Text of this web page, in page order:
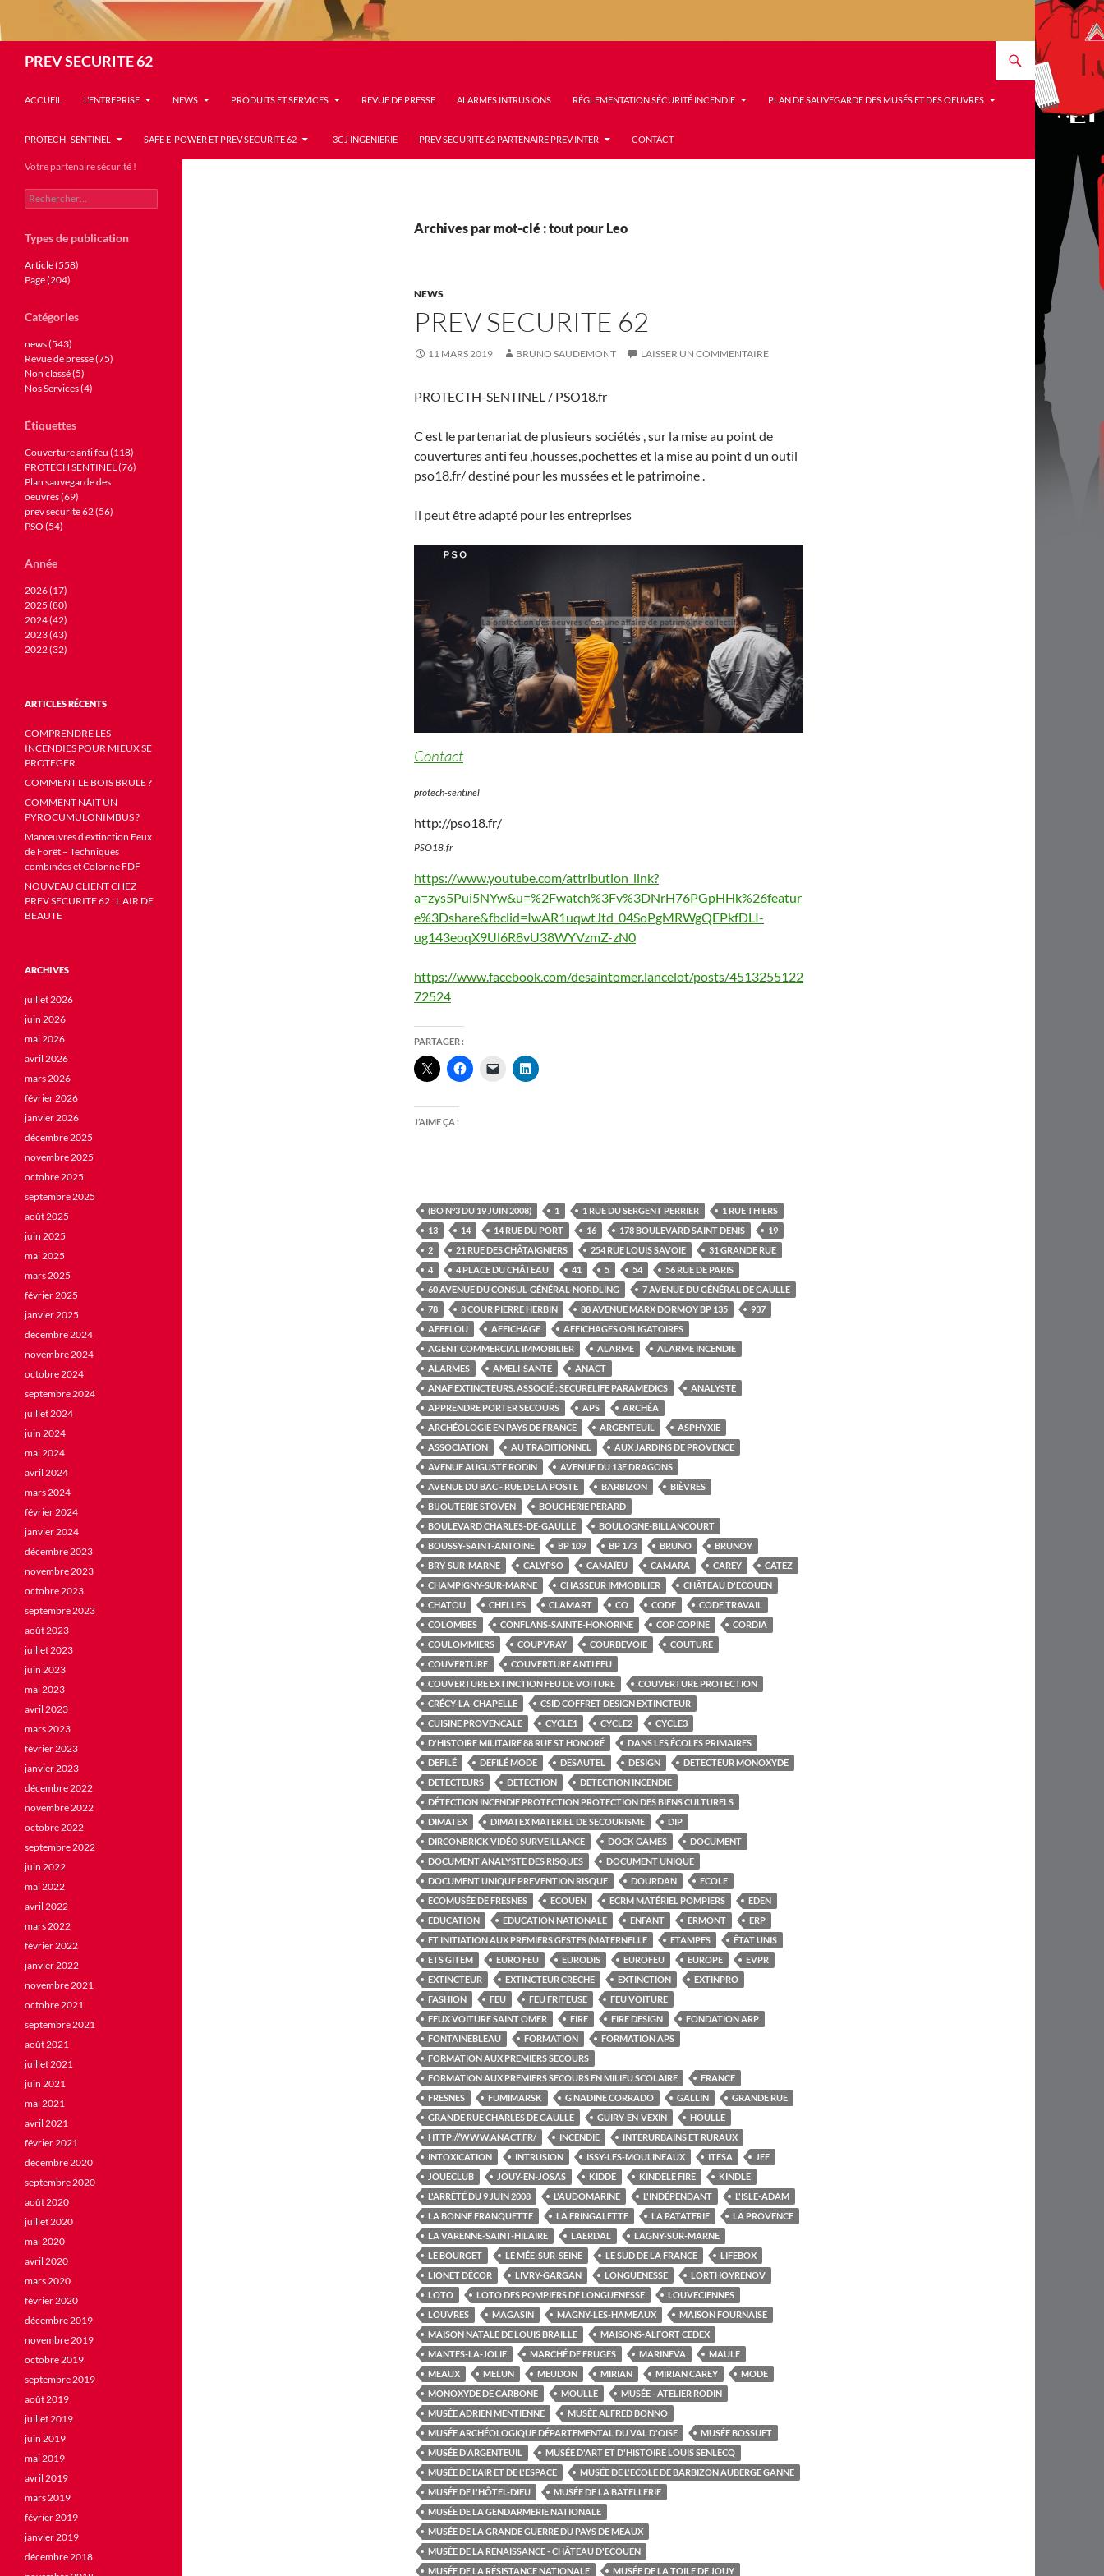
PREV SECURITE 62
ACCUEIL L’ENTREPRISE NEWS PRODUITS ET SERVICES REVUE DE PRESSE ALARMES INTRUSIONS RÉGLEMENTATION SÉCURITÉ INCENDIE PLAN DE SAUVEGARDE DES MUSÉS ET DES OEUVRES
PROTECH -SENTINEL SAFE E-POWER ET PREV SECURITE 62 3CJ INGENIERIE PREV SECURITE 62 PARTENAIRE PREV INTER CONTACT
Archives par mot-clé : tout pour Leo
NEWS
PREV SECURITE 62
11 MARS 2019 BRUNO SAUDEMONT LAISSER UN COMMENTAIRE
PROTECTH-SENTINEL / PSO18.fr
C est le partenariat de plusieurs sociétés , sur la mise au point de
couvertures anti feu ,housses,pochettes et la mise au point d un outil
pso18.fr/ destiné pour les mussées et le patrimoine .
Il peut être adapté pour les entreprises
Contact
protech-sentinel
http://pso18.fr/
PSO18.fr
https://www.youtube.com/attribution_link?
a=zys5Pui5NYw&u=%2Fwatch%3Fv%3DNrH76PGpHHk%26featur
e%3Dshare&fbclid=IwAR1uqwtJtd_04SoPgMRWgQEPkfDLI-
ug143eoqX9Ul6R8vU38WYVzmZ-zN0
https://www.facebook.com/desaintomer.lancelot/posts/4513255122
72524
PARTAGER :
J’AIME ÇA :
(BO N°3 DU 19 JUIN 2008) 1 1 RUE DU SERGENT PERRIER
1 RUE THIERS
13
14 14 RUE DU PORT 16 178 BOULEVARD SAINT DENIS
19
2
21 RUE DES CHÂTAIGNIERS 254 RUE LOUIS SAVOIE
31 GRANDE RUE
4
4 PLACE DU CHÂTEAU 41 5 54
56 RUE DE PARIS
60 AVENUE DU CONSUL-GÉNÉRAL-NORDLING
7 AVENUE DU GÉNÉRAL DE GAULLE
78
8 COUR PIERRE HERBIN 88 AVENUE MARX DORMOY BP 135
937
AFFELOU
AFFICHAGE
AFFICHAGES OBLIGATOIRES
AGENT COMMERCIAL IMMOBILIER
ALARME
ALARME INCENDIE
ALARMES
AMELI-SANTÉ
ANACT
ANAF EXTINCTEURS. ASSOCIÉ : SECURELIFE PARAMEDICS
ANALYSTE
APPRENDRE PORTER SECOURS
APS
ARCHÉA
ARCHÉOLOGIE EN PAYS DE FRANCE
ARGENTEUIL
ASPHYXIE
ASSOCIATION
AU TRADITIONNEL
AUX JARDINS DE PROVENCE
AVENUE AUGUSTE RODIN
AVENUE DU 13E DRAGONS
AVENUE DU BAC - RUE DE LA POSTE
BARBIZON
BIÈVRES
BIJOUTERIE STOVEN
BOUCHERIE PERARD
BOULEVARD CHARLES-DE-GAULLE
BOULOGNE-BILLANCOURT
BOUSSY-SAINT-ANTOINE
BP 109 BP 173 BRUNO
BRUNOY
BRY-SUR-MARNE
CALYPSO CAMAÏEU CAMARA CAREY
CATEZ
CHAMPIGNY-SUR-MARNE
CHASSEUR IMMOBILIER
CHÂTEAU D'ECOUEN
CHATOU
CHELLES CLAMART CO CODE
CODE TRAVAIL
COLOMBES
CONFLANS-SAINTE-HONORINE COP COPINE
CORDIA
COULOMMIERS
COUPVRAY COURBEVOIE
COUTURE
COUVERTURE
COUVERTURE ANTI FEU
COUVERTURE EXTINCTION FEU DE VOITURE
COUVERTURE PROTECTION
CRÉCY-LA-CHAPELLE
CSID COFFRET DESIGN EXTINCTEUR
CUISINE PROVENCALE
CYCLE1 CYCLE2
CYCLE3
D'HISTOIRE MILITAIRE 88 RUE ST HONORÉ
DANS LES ÉCOLES PRIMAIRES
DEFILÉ
DEFILÉ MODE DESAUTEL DESIGN
DETECTEUR MONOXYDE
DETECTEURS
DETECTION
DETECTION INCENDIE
DÉTECTION INCENDIE PROTECTION PROTECTION DES BIENS CULTURELS
DIMATEX
DIMATEX MATERIEL DE SECOURISME
DIP
DIRCONBRICK VIDÉO SURVEILLANCE
DOCK GAMES
DOCUMENT
DOCUMENT ANALYSTE DES RISQUES
DOCUMENT UNIQUE
DOCUMENT UNIQUE PREVENTION RISQUE
DOURDAN
ECOLE
ECOMUSÉE DE FRESNES
ECOUEN ECRM MATÉRIEL POMPIERS
EDEN
EDUCATION
EDUCATION NATIONALE ENFANT ERMONT
ERP
ET INITIATION AUX PREMIERS GESTES (MATERNELLE
ETAMPES
ÊTAT UNIS
ETS GITEM
EURO FEU EURODIS EUROFEU EUROPE
EVPR
EXTINCTEUR
EXTINCTEUR CRECHE EXTINCTION
EXTINPRO
FASHION
FEU FEU FRITEUSE
FEU VOITURE
FEUX VOITURE SAINT OMER
FIRE FIRE DESIGN
FONDATION ARP
FONTAINEBLEAU
FORMATION
FORMATION APS
FORMATION AUX PREMIERS SECOURS
FORMATION AUX PREMIERS SECOURS EN MILIEU SCOLAIRE
FRANCE
FRESNES
FUMIMARSK G NADINE CORRADO GALLIN
GRANDE RUE
GRANDE RUE CHARLES DE GAULLE
GUIRY-EN-VEXIN
HOULLE
HTTP://WWW.ANACT.FR/
INCENDIE
INTERURBAINS ET RURAUX
INTOXICATION
INTRUSION ISSY-LES-MOULINEAUX ITESA
JEF
JOUECLUB
JOUY-EN-JOSAS KIDDE KINDELE FIRE
KINDLE
L'ARRÊTÉ DU 9 JUIN 2008
L'AUDOMARINE L'INDÉPENDANT
L'ISLE-ADAM
LA BONNE FRANQUETTE
LA FRINGALETTE LA PATATERIE
LA PROVENCE
LA VARENNE-SAINT-HILAIRE
LAERDAL
LAGNY-SUR-MARNE
LE BOURGET
LE MÉE-SUR-SEINE LE SUD DE LA FRANCE
LIFEBOX
LIONET DÉCOR
LIVRY-GARGAN LONGUENESSE
LORTHOYRENOV
LOTO
LOTO DES POMPIERS DE LONGUENESSE
LOUVECIENNES
LOUVRES
MAGASIN MAGNY-LES-HAMEAUX
MAISON FOURNAISE
MAISON NATALE DE LOUIS BRAILLE
MAISONS-ALFORT CEDEX
MANTES-LA-JOLIE
MARCHÉ DE FRUGES MARINEVA
MAULE
MEAUX
MELUN MEUDON MIRIAN MIRIAN CAREY
MODE
MONOXYDE DE CARBONE
MOULLE
MUSÉE - ATELIER RODIN
MUSÉE ADRIEN MENTIENNE
MUSÉE ALFRED BONNO
MUSÉE ARCHÉOLOGIQUE DÉPARTEMENTAL DU VAL D'OISE
MUSÉE BOSSUET
MUSÉE D'ARGENTEUIL
MUSÉE D'ART ET D'HISTOIRE LOUIS SENLECQ
MUSÉE DE L'AIR ET DE L'ESPACE
MUSÉE DE L'ECOLE DE BARBIZON AUBERGE GANNE
MUSÉE DE L'HÔTEL-DIEU
MUSÉE DE LA BATELLERIE
MUSÉE DE LA GENDARMERIE NATIONALE
MUSÉE DE LA GRANDE GUERRE DU PAYS DE MEAUX
MUSÉE DE LA RENAISSANCE - CHÂTEAU D'ECOUEN
MUSÉE DE LA RÉSISTANCE NATIONALE
MUSÉE DE LA TOILE DE JOUY
Votre partenaire sécurité !
Rechercher :
Types de publication
Article (558)
Page (204)
Catégories
news (543)
Revue de presse (75)
Non classé (5)
Nos Services (4)
Étiquettes
Couverture anti feu (118)
PROTECH SENTINEL (76)
Plan sauvegarde des
oeuvres (69)
prev securite 62 (56)
PSO (54)
Année
2026 (17)
2025 (80)
2024 (42)
2023 (43)
2022 (32)
ARTICLES RÉCENTS
COMPRENDRE LES
INCENDIES POUR MIEUX SE
PROTEGER
COMMENT LE BOIS BRULE ?
COMMENT NAIT UN
PYROCUMULONIMBUS ?
Manœuvres d’extinction Feux
de Forêt – Techniques
combinées et Colonne FDF
NOUVEAU CLIENT CHEZ
PREV SECURITE 62 : L AIR DE
BEAUTE
ARCHIVES
juillet 2026
juin 2026
mai 2026
avril 2026
mars 2026
février 2026
janvier 2026
décembre 2025
novembre 2025
octobre 2025
septembre 2025
août 2025
juin 2025
mai 2025
mars 2025
février 2025
janvier 2025
décembre 2024
novembre 2024
octobre 2024
septembre 2024
juillet 2024
juin 2024
mai 2024
avril 2024
mars 2024
février 2024
janvier 2024
décembre 2023
novembre 2023
octobre 2023
septembre 2023
août 2023
juillet 2023
juin 2023
mai 2023
avril 2023
mars 2023
février 2023
janvier 2023
décembre 2022
novembre 2022
octobre 2022
septembre 2022
juin 2022
mai 2022
avril 2022
mars 2022
février 2022
janvier 2022
novembre 2021
octobre 2021
septembre 2021
août 2021
juillet 2021
juin 2021
mai 2021
avril 2021
février 2021
décembre 2020
septembre 2020
août 2020
juillet 2020
mai 2020
avril 2020
mars 2020
février 2020
décembre 2019
novembre 2019
octobre 2019
septembre 2019
août 2019
juillet 2019
juin 2019
mai 2019
avril 2019
mars 2019
février 2019
janvier 2019
décembre 2018